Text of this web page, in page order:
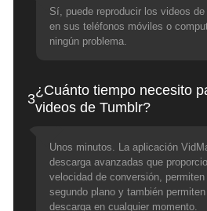
Sí, puede reproducir los videos
en sus teléfonos móviles o
ningún problema.
3
¿Cuánto tiempo necesito
videos de Tumblr?
Unos minutos. La aplicación
descarga avanzadas que
velocidad de conversión,
segundo plano y también
descarga en cualquier momento.